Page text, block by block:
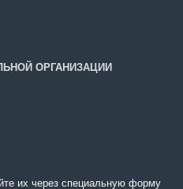
ОРГАНИЗАЦИИ
их через специальную форму